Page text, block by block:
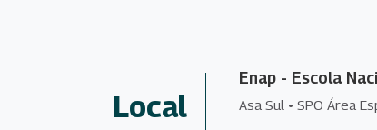
Local
Enap - Escola
Asa Sul • SPO Área